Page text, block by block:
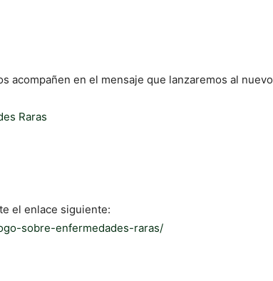
acompañen en el mensaje que lanzaremos al nuevo
Raras
el enlace siguiente:
sobre-enfermedades-raras/